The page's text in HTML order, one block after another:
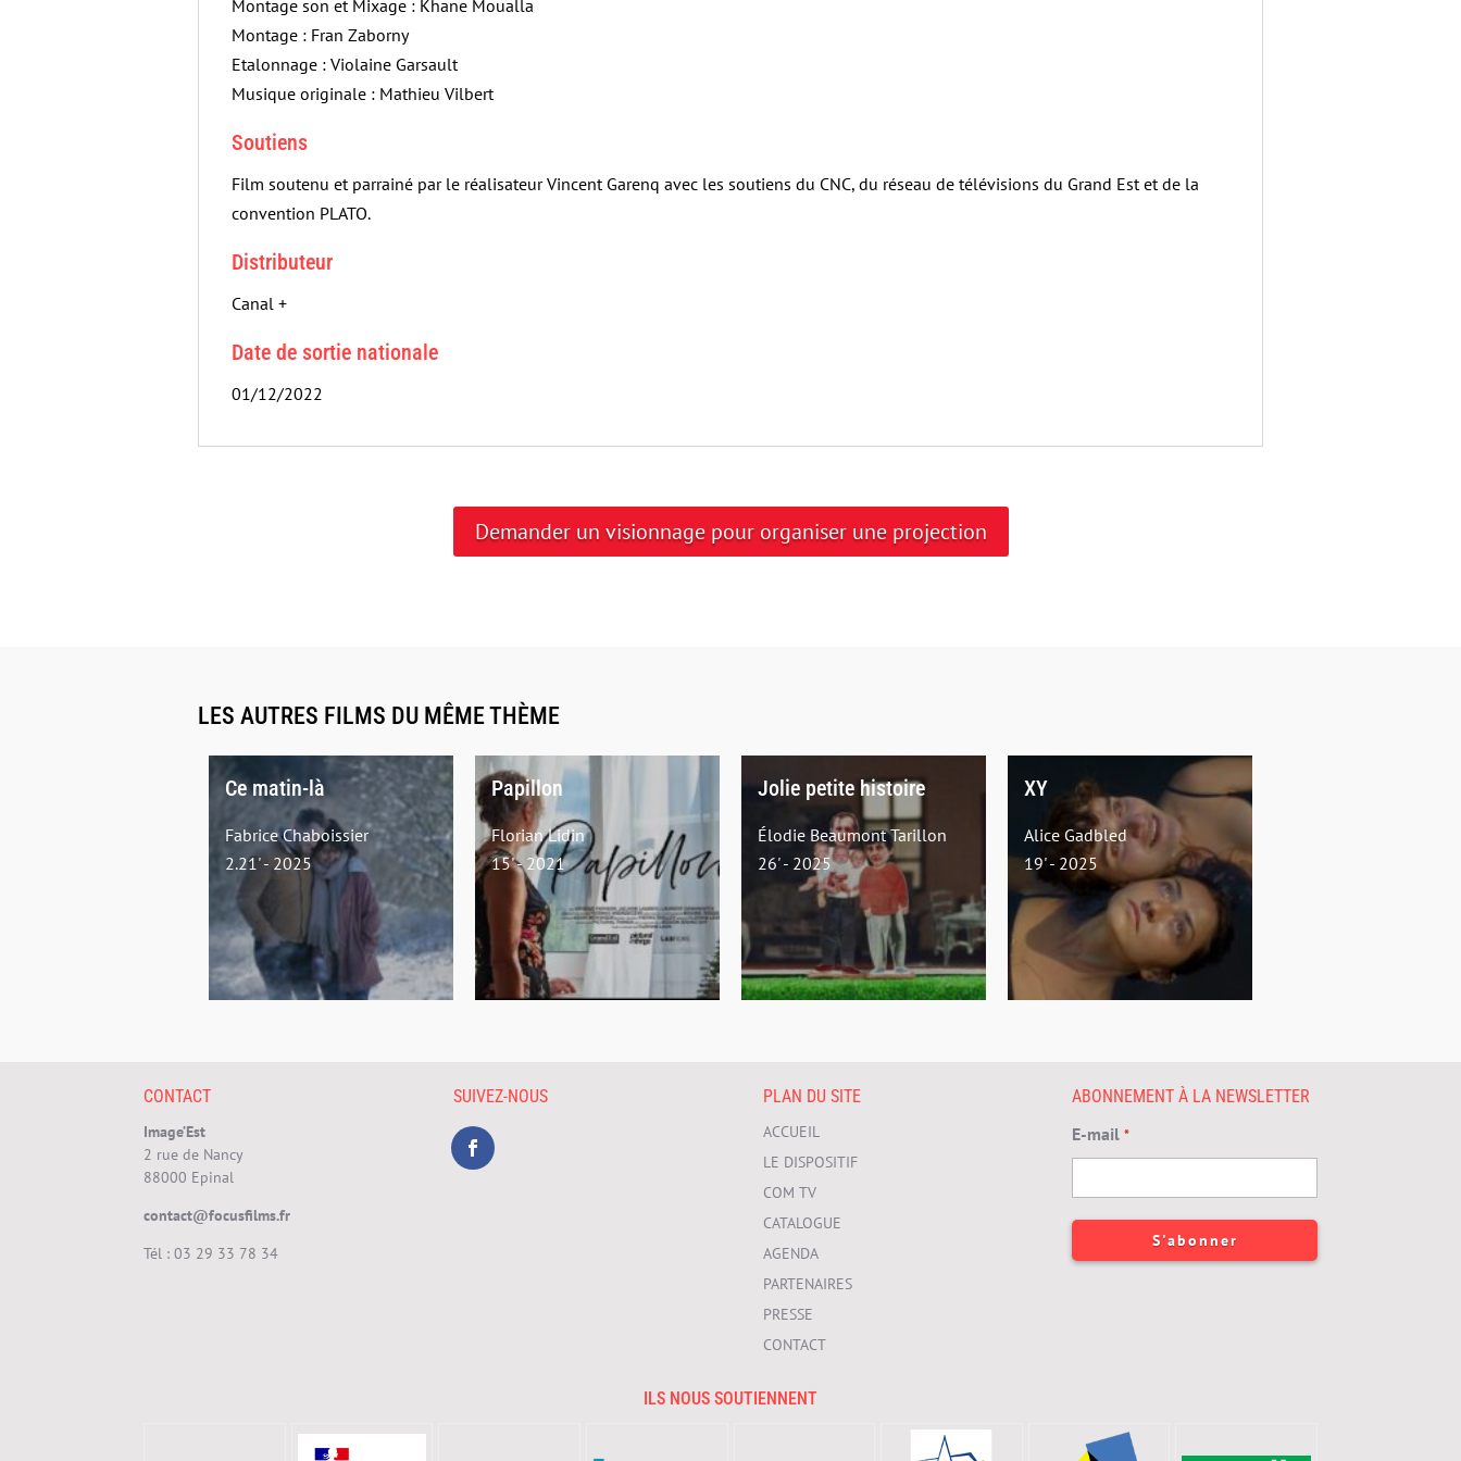
Montage son et Mixage : Khane Moualla
Montage : Fran Zaborny
Etalonnage : Violaine Garsault
Musique originale : Mathieu Vilbert
Soutiens
Film soutenu et parrainé par le réalisateur Vincent Garenq avec les soutiens du CNC, du réseau de télévisions du Grand Est et de la
convention PLATO.
Distributeur
Canal +
Date de sortie nationale
01/12/2022
Demander un visionnage pour organiser une projection
LES AUTRES FILMS DU MÊME THÈME
Ce matin-là
Fabrice Chaboissier
2.21' - 2025
Papillon
Florian Lidin
15' - 2021
Jolie petite histoire
Élodie Beaumont Tarillon
26' - 2025
XY
Alice Gadbled
19' - 2025
CONTACT
Image’Est
2 rue de Nancy
88000 Epinal
contact@focusfilms.fr
Tél : 03 29 33 78 34
SUIVEZ-NOUS PLAN DU SITE
ACCUEIL
LE DISPOSITIF
COM TV
CATALOGUE
AGENDA
PARTENAIRES
PRESSE
CONTACT
ABONNEMENT À LA NEWSLETTER
E-mail *
ILS NOUS SOUTIENNENT